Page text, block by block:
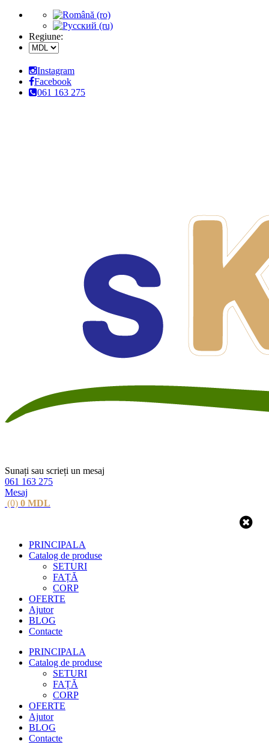
Regiune:
Instagram
Facebook
061 163 275
Sunați sau scrieți un mesaj
061 163 275
Mesaj
(0) 0 MDL
PRINCIPALA
Catalog de produse
SETURI
FAȚĂ
CORP
OFERTE
Ajutor
BLOG
Contacte
PRINCIPALA
Catalog de produse
SETURI
FAȚĂ
CORP
OFERTE
Ajutor
BLOG
Contacte